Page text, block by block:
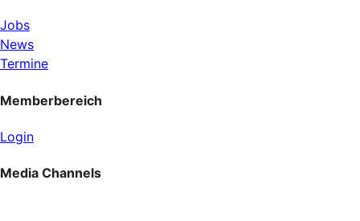
Jobs
News
Termine
Memberbereich
Login
Media Channels